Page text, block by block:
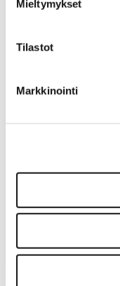
Mieltymykset
Tilastot
Markkinointi
Merkit